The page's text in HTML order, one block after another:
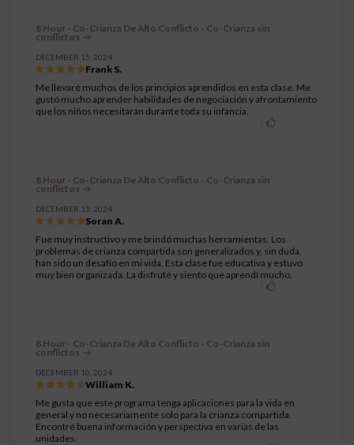
8 Hour - Co-Crianza De Alto Conflicto - Co-Crianza sin
conflictos
DECEMBER 15, 2024
Frank S.
Me llevaré muchos de los principios aprendidos en esta clase. Me
gustó mucho aprender habilidades de negociación y afrontamiento
que los niños necesitarán durante toda su infancia.
8 Hour - Co-Crianza De Alto Conflicto - Co-Crianza sin
conflictos
DECEMBER 13, 2024
Soran A.
Fue muy instructivo y me brindó muchas herramientas. Los
problemas de crianza compartida son generalizados y, sin duda,
han sido un desafío en mi vida. Esta clase fue educativa y estuvo
muy bien organizada. La disfruté y siento que aprendí mucho.
8 Hour - Co-Crianza De Alto Conflicto - Co-Crianza sin
conflictos
DECEMBER 10, 2024
William K.
Me gusta que este programa tenga aplicaciones para la vida en
general y no necesariamente solo para la crianza compartida.
Encontré buena información y perspectiva en varias de las
unidades.